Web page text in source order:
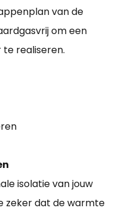
van de
om een
realiseren.
isolatie van jouw
zeker dat de warmte